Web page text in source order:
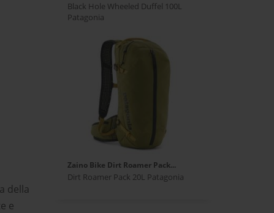
della
e
Black Hole Wheeled Duffel 100L
Patagonia
Zaino Bike Dirt Roamer Pack...
Dirt Roamer Pack 20L Patagonia